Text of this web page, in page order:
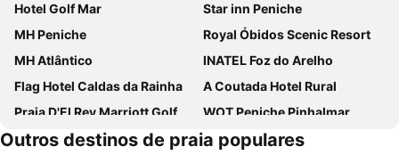
Hotel Golf Mar
Star inn Peniche
MH Peniche
Royal Óbidos Scenic Resort
MH Atlântico
INATEL Foz do Arelho
Flag Hotel Caldas da Rainha
A Coutada Hotel Rural
Praia D'El Rey Marriott Golf & Beach Resort
WOT Peniche Pinhalmar
SANA Silver Coast Hotel
Europeia Hotel
Outros destinos de praia populares